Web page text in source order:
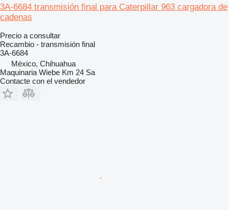
3A-6684 transmisión final para Caterpillar 963 cargadora de
cadenas
Precio a consultar
Recambio - transmisión final
3A-6684
México, Chihuahua
Maquinaria Wiebe Km 24 Sa
Contacte con el vendedor